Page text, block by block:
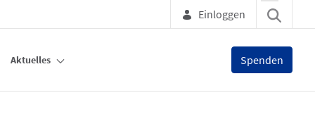
Einloggen
Aktuelles Spenden